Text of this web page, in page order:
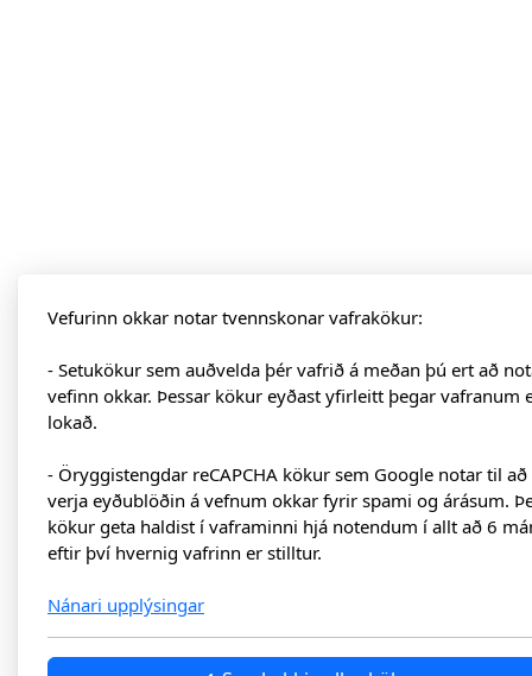
Vefurinn okkar notar tvennskonar vafrakökur:
- Setukökur sem auðvelda þér vafrið á meðan þú ert að
vefinn okkar. Þessar kökur eyðast yfirleitt þegar vafranum
lokað.
- Öryggistengdar reCAPCHA kökur sem Google notar til að
verja eyðublöðin á vefnum okkar fyrir spami og árásum.
kökur geta haldist í vaframinni hjá notendum í allt að 6
eftir því hvernig vafrinn er stilltur.
Nánari upplýsingar